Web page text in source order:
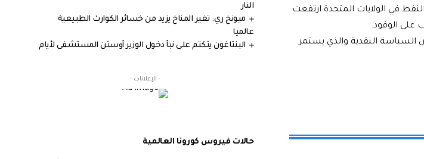
في الولايات المتحدة ارتفعت
على الوقود.
السياسة النقدية والذي يستمر
النار
ميونخ ري: تغير المناخ يزيد من خسائر الكوارث الطبيعية
عالميا
البنتاغون يتكتم على نبأ دخول الوزير أوستن المستشفى لأيام
- الإعلانات -
حالات فيروس كورونا العالمية